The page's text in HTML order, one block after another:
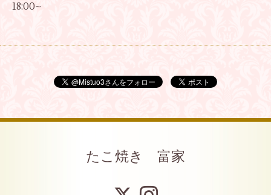
18:00~
たこ焼き 富家